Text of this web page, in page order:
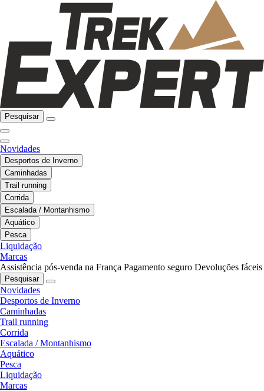
Pesquisar
Novidades
Desportos de Inverno
Caminhadas
Trail running
Corrida
Escalada / Montanhismo
Aquático
Pesca
Liquidação
Marcas
Assistência pós-venda na França Pagamento seguro Devoluções fáceis
Pesquisar
Novidades
Desportos de Inverno
Caminhadas
Trail running
Corrida
Escalada / Montanhismo
Aquático
Pesca
Liquidação
Marcas